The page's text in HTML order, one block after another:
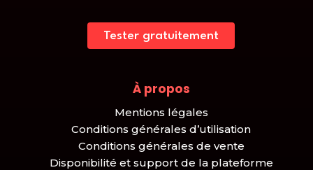
Tester gratuitement
À propos
Mentions légales
Conditions générales d’utilisation
Conditions générales de vente
Disponibilité et support de la plateforme